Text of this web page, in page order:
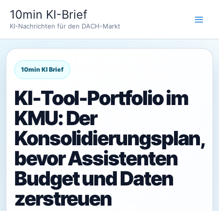
Inhalt
springen
10min KI-Brief
KI-Nachrichten für den DACH-Markt
KI-Tool-Portfolio im
KMU: Der
Konsolidierungsplan,
bevor Assistenten
Budget und Daten
zerstreuen